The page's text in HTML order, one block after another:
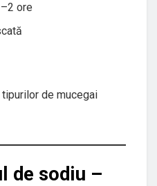
ore
de mucegai
de sodiu –